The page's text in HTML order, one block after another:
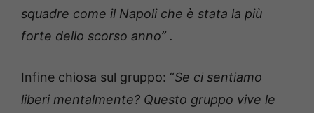
squadre come il Napoli che è stata la più
forte dello scorso anno” .
Infine chiosa sul gruppo: “Se ci sentiamo
liberi mentalmente? Questo gruppo vive le